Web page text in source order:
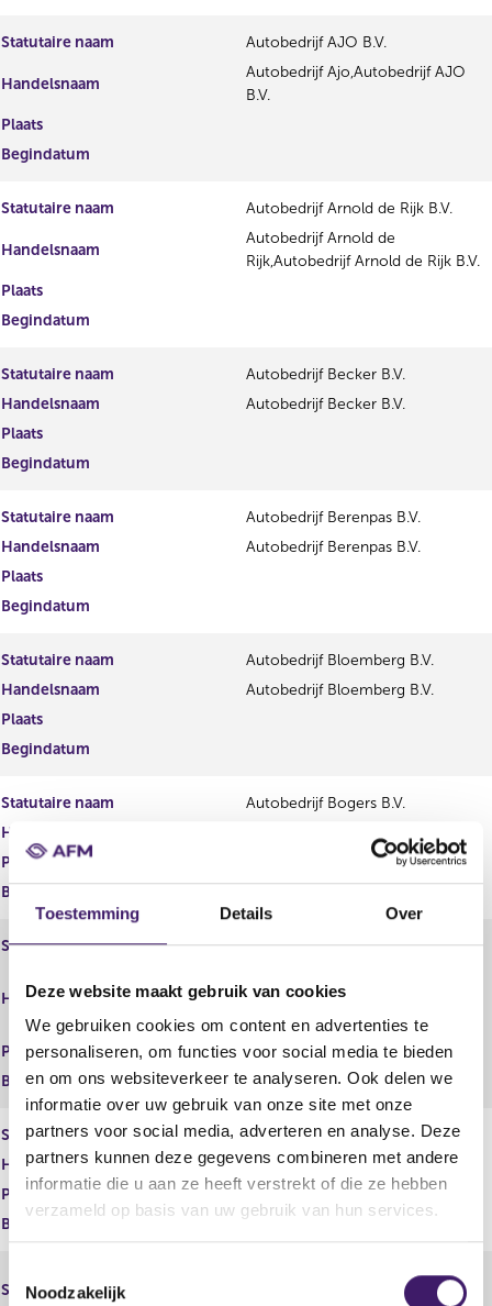
Toestemming Details Over
Deze website maakt gebruik van cookies
We gebruiken cookies om content en advertenties te
personaliseren, om functies voor social media te bieden
en om ons websiteverkeer te analyseren. Ook delen we
informatie over uw gebruik van onze site met onze
partners voor social media, adverteren en analyse. Deze
partners kunnen deze gegevens combineren met andere
informatie die u aan ze heeft verstrekt of die ze hebben
verzameld op basis van uw gebruik van hun services.
o
Noodzakelijk
Statutaire naam Autobedrijf AJO B.V.
Handelsnaam
Autobedrijf Ajo,Autobedrijf AJO
B.V.
Plaats
Begindatum
Statutaire naam Autobedrijf Arnold de Rijk B.V.
Handelsnaam
Autobedrijf Arnold de
Rijk,Autobedrijf Arnold de Rijk B.V.
Plaats
Begindatum
Statutaire naam
Autobedrijf Becker B.V.
Handelsnaam
Autobedrijf Becker B.V.
Plaats
Begindatum
Statutaire naam
Autobedrijf Berenpas B.V.
Handelsnaam
Autobedrijf Berenpas B.V.
Plaats
Begindatum
Statutaire naam
Autobedrijf Bloemberg B.V.
Handelsnaam
Autobedrijf Bloemberg B.V.
Plaats
Begindatum
Statutaire naam
Autobedrijf Bogers B.V.
Handelsnaam
Plaats
Begindatum
Statutaire naam Autobedrijf Botman Zwaag B.V.
Handelsnaam
Zwaag,Autobedrijf Botman Zwaag
B.V.
Plaats
Begindatum
Statutaire naam
Autobedrijf Cappendijk Goes B.V.
Handelsnaam
Autobedrijf Cappendijk Goes B.V.
Plaats
Begindatum
Statutaire naam
Autobedrijf Cappendijk Terneuzen